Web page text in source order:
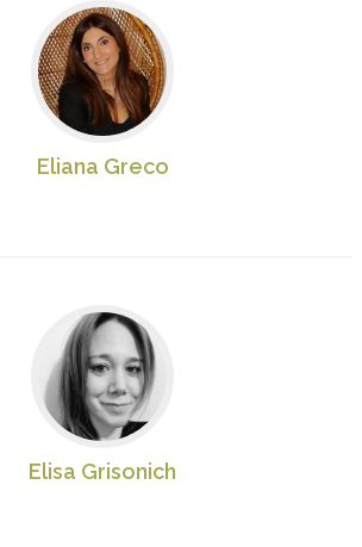
Eliana Greco
Elisa Grisonich